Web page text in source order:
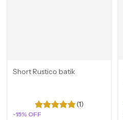
Short Rustico batik
(1)
-15% OFF